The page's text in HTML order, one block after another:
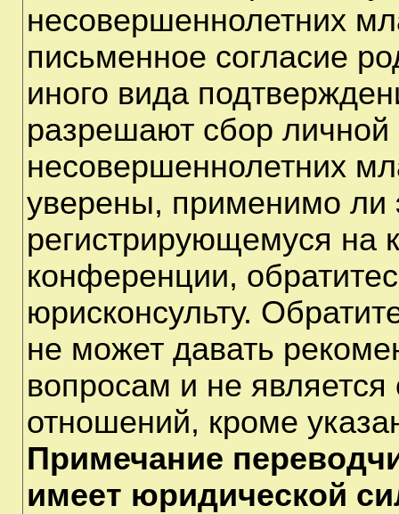
несовершеннолетних
письменное согласие
иного вида
разрешают сбор
несовершеннолетних
уверены, применимо ли
регистрирующемуся на
конференции,
юрисконсульту.
не может давать
вопросам и не
отношений, кроме
Примечание
имеет юридической